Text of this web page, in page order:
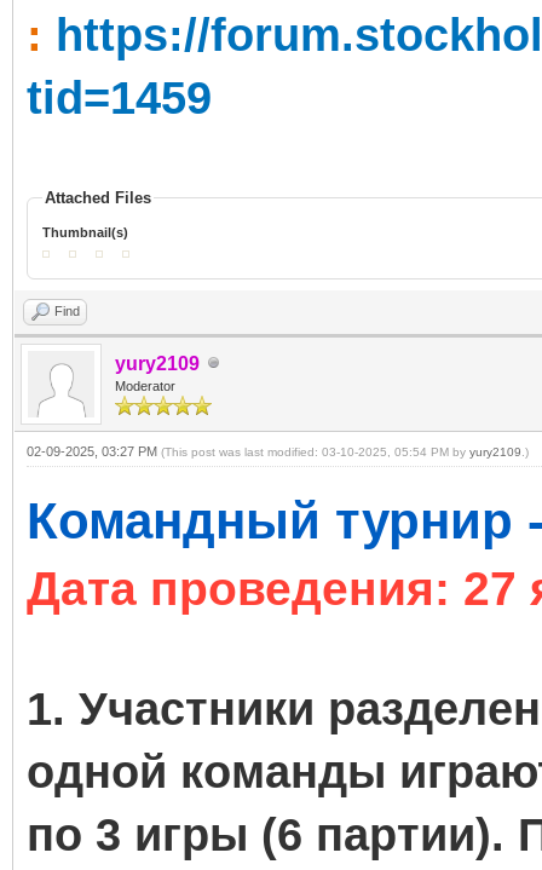
: https://
tid=1459
Attached Files
Thumbnail(s)
Find
yury2109
Moderator
02-09-2025, 03:27 PM (This post was last modified: 03-10-2025, 05:54 PM by yury2109 .)
Командный турнир
Дата проведения: 27
1. Участники
одной команды
по 3 игры (6 партии).